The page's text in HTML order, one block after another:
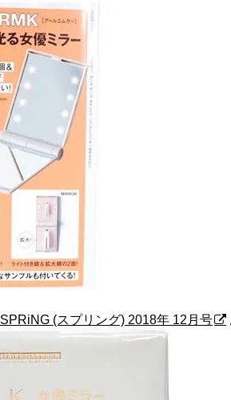
SPRiNG (スプリング) 2018年 12月号